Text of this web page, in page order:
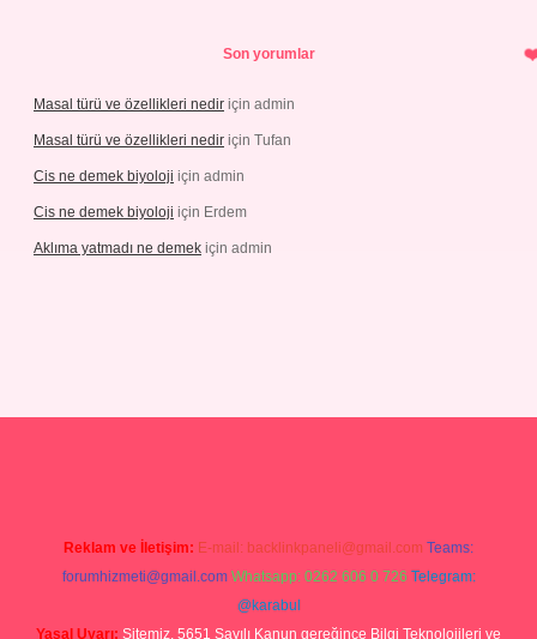
Son yorumlar
Masal türü ve özellikleri nedir için admin
Masal türü ve özellikleri nedir için Tufan
Cis ne demek biyoloji için admin
Cis ne demek biyoloji için Erdem
Aklıma yatmadı ne demek için admin
Reklam ve İletişim: E-mail: backlinkpaneli@gmail.com Teams:
forumhizmeti@gmail.com Whatsapp: 0262 606 0 726 Telegram:
@karabul
Yasal Uyarı: Sitemiz, 5651 Sayılı Kanun gereğince Bilgi Teknolojileri ve